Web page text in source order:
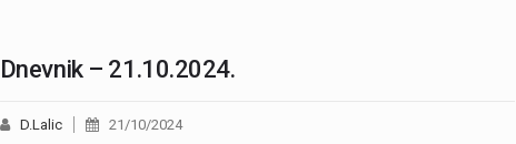
Dnevnik – 21.10.2024.
D.Lalic 21/10/2024